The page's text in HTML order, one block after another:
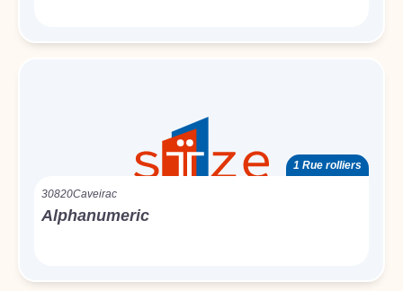
1 Rue rolliers
30820Caveirac
Alphanumeric